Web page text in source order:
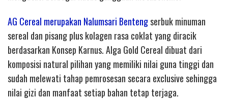
AG Cereal merupakan Nalumsari Bentengserbuk minuman
sereal dan pisang plus kolagen rasa coklat yang diracik
berdasarkan Konsep Karnus. Alga Gold Cereal dibuat dari
komposisi natural pilihan yang memiliki nilai guna tinggi dan
sudah melewati tahap pemrosesan secara exclusive sehingga
nilai gizi dan manfaat setiap bahan tetap terjaga.